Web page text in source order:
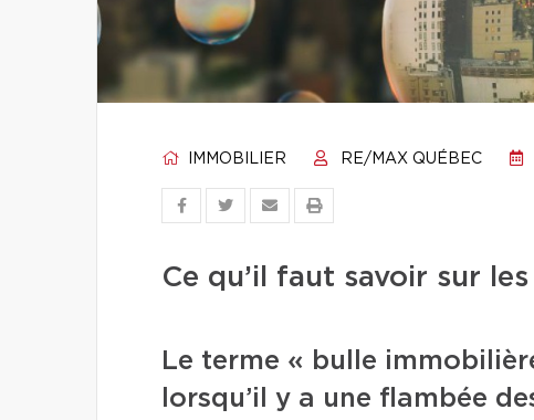
IMMOBILIER RE/MAX QUÉBEC
Ce qu’il faut savoir sur
Le terme « bulle
lorsqu’il y a une flambée